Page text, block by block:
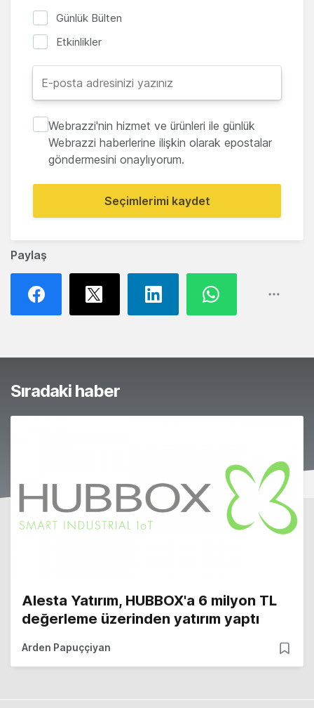
Paylaş
Günlük Bülten
Etkinlikler
Webrazzi'nin hizmet ve ürünleri ile günlük
Webrazzi haberlerine ilişkin olarak epostalar
göndermesini onaylıyorum.
Seçimlerimi kaydet
Sıradaki haber
Alesta Yatırım, HUBBOX'a 6 milyon TL
değerleme üzerinden yatırım yaptı
Arden Papuççiyan